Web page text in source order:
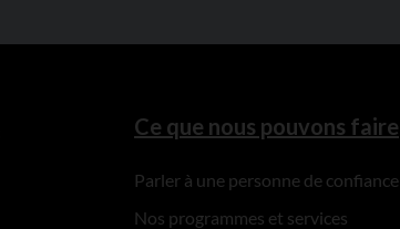
Ce que nous pouvons faire
Parler à une personne de confiance
Nos programmes et services